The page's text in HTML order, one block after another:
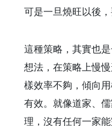
可是一旦燒旺以後
這種策略，其實也
想法，在策略上慢
樣效率不夠，傾向
有效。就像道家、
理，沒有任何一家